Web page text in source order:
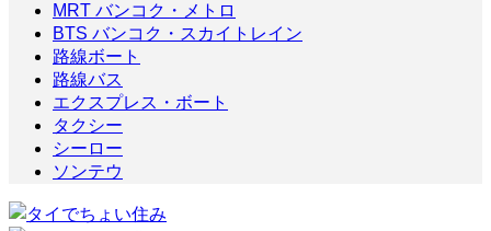
MRT バンコク・メトロ
BTS バンコク・スカイトレイン
路線ボート
路線バス
エクスプレス・ボート
タクシー
シーロー
ソンテウ